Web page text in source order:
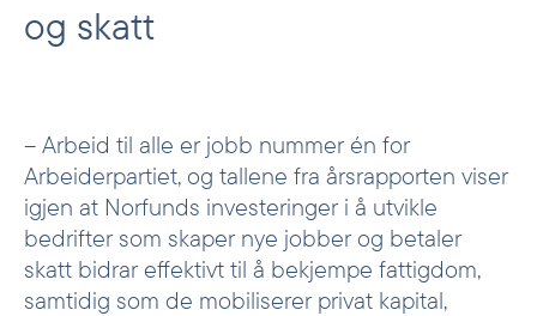
og skatt
– Arbeid til alle er jobb nummer én for
Arbeiderpartiet, og tallene fra årsrapporten viser
igjen at Norfunds investeringer i å utvikle
bedrifter som skaper nye jobber og betaler
skatt bidrar effektivt til å bekjempe fattigdom,
samtidig som de mobiliserer privat kapital,